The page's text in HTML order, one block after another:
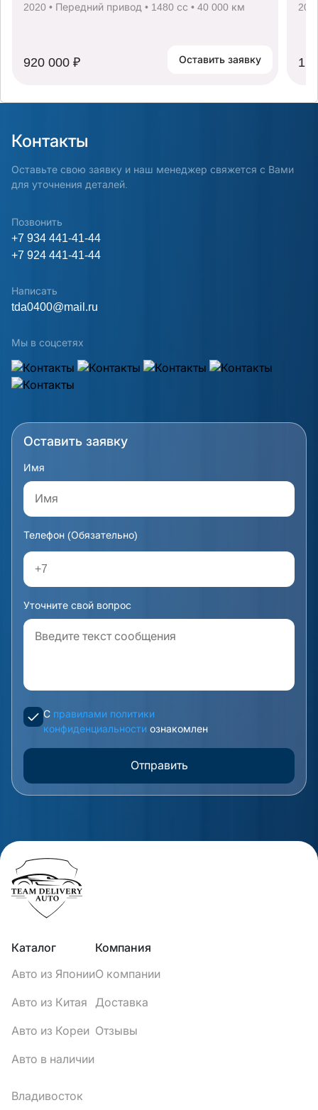
2020 • Передний привод • 1480 сс • 40 000 км
920 000 ₽ Оставить заявку 1
Контакты
Оставьте свою заявку и наш менеджер свяжется с Вами
для уточнения деталей.
Позвонить
+7 934 441-41-44
+7 924 441-41-44
Написать
tda0400@mail.ru
Мы в соцсетях
Оставить заявку
Имя
Телефон (Обязательно)
Уточните свой вопрос
С правилами политики
конфиденциальности ознакомлен
Отправить
Каталог
Авто из Японии
Авто из Китая
Авто из Кореи
Авто в наличии
Компания
О компании
Доставка
Отзывы
Владивосток